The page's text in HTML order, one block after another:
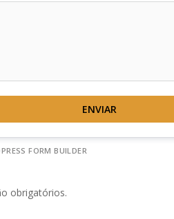
ENVIAR
FORM BUILDER
obrigatórios.